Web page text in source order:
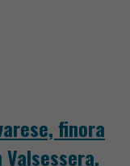
finora